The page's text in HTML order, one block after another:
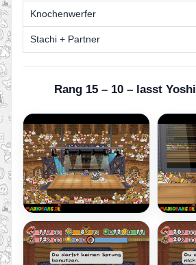
Knochenwerfer
Stachi + Partner
Rang 15 – 10 – lasst